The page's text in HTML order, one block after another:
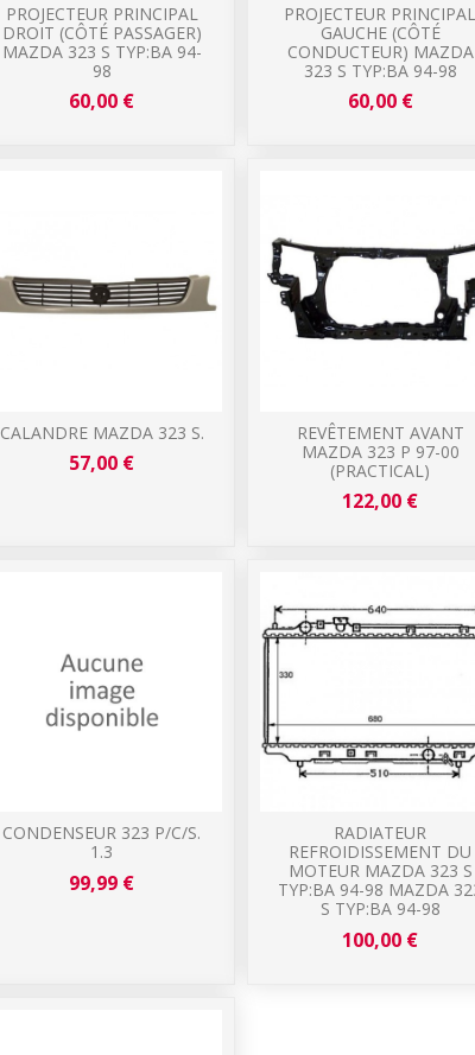
PROJECTEUR PRINCIPAL
DROIT (CÔTÉ PASSAGER)
MAZDA 323 S TYP:BA 94-
98
60,00 €
PROJECTEUR PRINCIPAL
GAUCHE (CÔTÉ
CONDUCTEUR) MAZDA
323 S TYP:BA 94-98
60,00 €
CALANDRE MAZDA 323 S.
57,00 €
REVÊTEMENT AVANT
MAZDA 323 P 97-00
(PRACTICAL)
122,00 €
CONDENSEUR 323 P/C/S.
1.3
99,99 €
RADIATEUR
REFROIDISSEMENT DU
MOTEUR MAZDA 323 S
TYP:BA 94-98 MAZDA
S TYP:BA 94-98
100,00 €